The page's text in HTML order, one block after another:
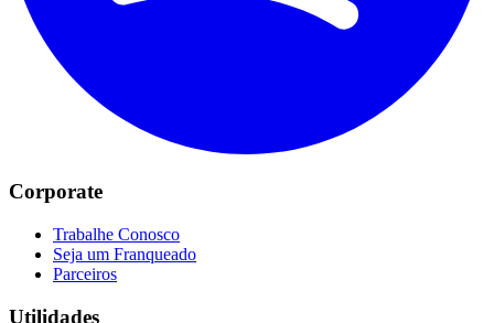
Corporate
Trabalhe Conosco
Seja um Franqueado
Parceiros
Utilidades